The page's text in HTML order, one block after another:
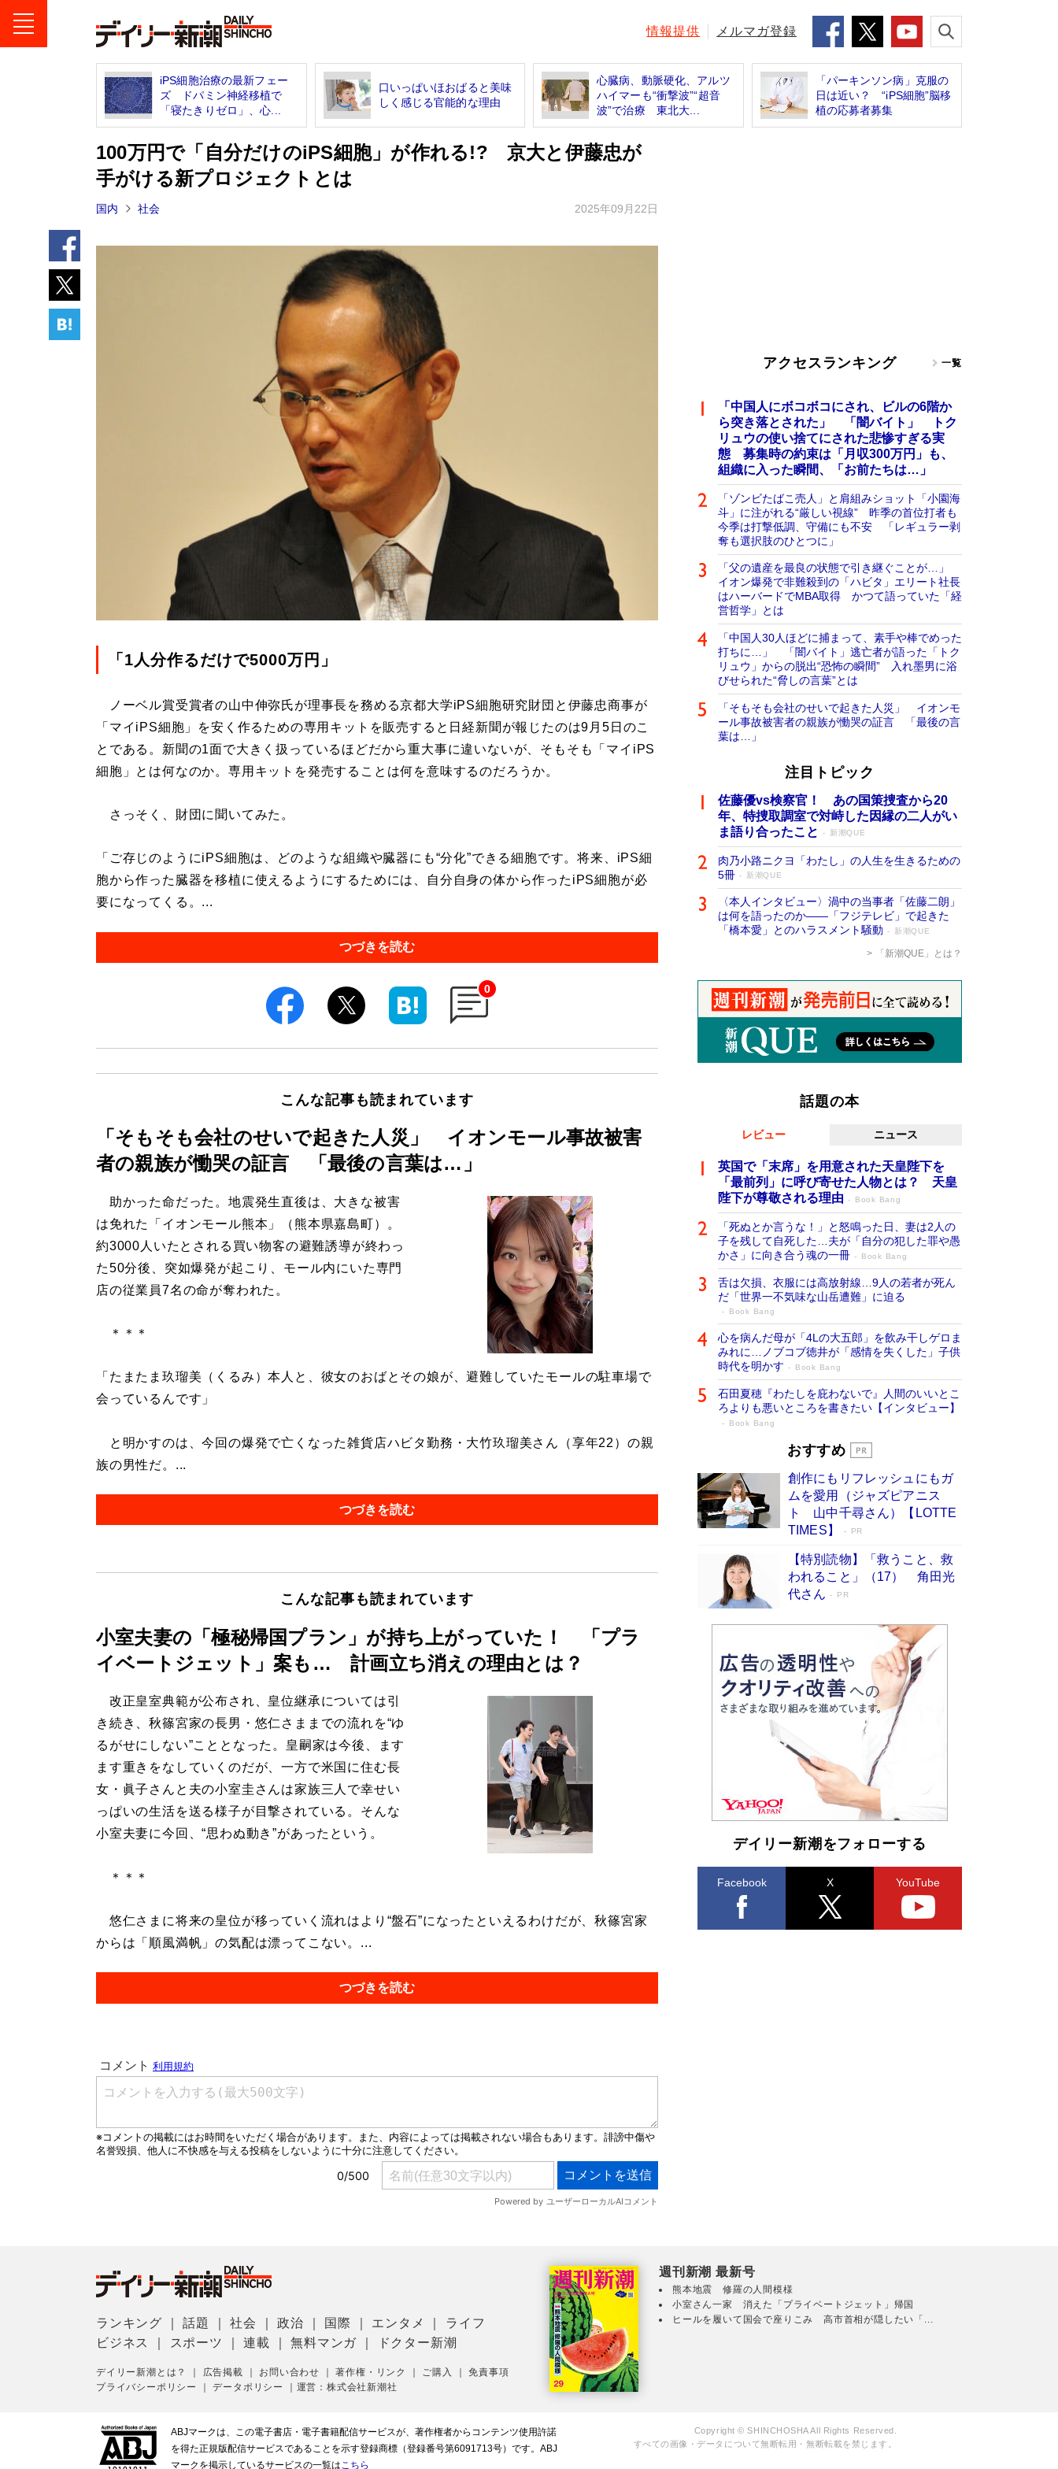
情報提供 メルマガ登録
iPS細胞治療の最新フェー
ズ ドパミン神経移植で
「寝たきりゼロ」、心...
口いっぱいほおばると美味
しく感じる官能的な理由
心臓病、動脈硬化、アルツ
ハイマーも“衝撃波”“超音
波”で治療 東北大...
「パーキンソン病」克服の
日は近い？ “iPS細胞”脳移
植の応募者募集
100万円で「自分だけのiPS細胞」が作れる!? 京大と伊藤忠が
手がける新プロジェクトとは
国内 社会 2025年09月22日
「1人分作るだけで5000万円」
ノーベル賞受賞者の山中伸弥氏が理事長を務める京都大学iPS細胞研究財団と伊藤忠商事が
「マイiPS細胞」を安く作るための専用キットを販売すると日経新聞が報じたのは9月5日のこ
とである。新聞の1面で大きく扱っているほどだから重大事に違いないが、そもそも「マイiPS
細胞」とは何なのか。専用キットを発売することは何を意味するのだろうか。
さっそく、財団に聞いてみた。
「ご存じのようにiPS細胞は、どのような組織や臓器にも“分化”できる細胞です。将来、iPS細
胞から作った臓器を移植に使えるようにするためには、自分自身の体から作ったiPS細胞が必
要になってくる。...
つづきを読む
0
こんな記事も読まれています
「そもそも会社のせいで起きた人災」 イオンモール事故被害
者の親族が慟哭の証言 「最後の言葉は…」
助かった命だった。地震発生直後は、大きな被害
は免れた「イオンモール熊本」（熊本県嘉島町）。
約3000人いたとされる買い物客の避難誘導が終わっ
た50分後、突如爆発が起こり、モール内にいた専門
店の従業員7名の命が奪われた。
＊＊＊
「たまたま玖瑠美（くるみ）本人と、彼女のおばとその娘が、避難していたモールの駐車場で
会っているんです」
と明かすのは、今回の爆発で亡くなった雑貨店ハビタ勤務・大竹玖瑠美さん（享年22）の親
族の男性だ。...
つづきを読む
こんな記事も読まれています
小室夫妻の「極秘帰国プラン」が持ち上がっていた！ 「プラ
イベートジェット」案も… 計画立ち消えの理由とは？
改正皇室典範が公布され、皇位継承については引
き続き、秋篠宮家の長男・悠仁さままでの流れを“ゆ
るがせにしない”こととなった。皇嗣家は今後、ます
ます重きをなしていくのだが、一方で米国に住む長
女・眞子さんと夫の小室圭さんは家族三人で幸せい
っぱいの生活を送る様子が目撃されている。そんな
小室夫妻に今回、“思わぬ動き”があったという。
＊＊＊
悠仁さまに将来の皇位が移っていく流れはより“盤石”になったといえるわけだが、秋篠宮家
からは「順風満帆」の気配は漂ってこない。...
つづきを読む
アクセスランキング 一覧
「中国人にボコボコにされ、ビルの6階か
ら突き落とされた」 「闇バイト」 トク
リュウの使い捨てにされた悲惨すぎる実
態 募集時の約束は「月収300万円」も、
組織に入った瞬間、「お前たちは…」
「ゾンビたばこ売人」と肩組みショット「小園海
斗」に注がれる“厳しい視線” 昨季の首位打者も
今季は打撃低調、守備にも不安 「レギュラー剥
奪も選択肢のひとつに」
「父の遺産を最良の状態で引き継ぐことが…」
イオン爆発で非難殺到の「ハビタ」エリート社長
はハーバードでMBA取得 かつて語っていた「経
営哲学」とは
「中国人30人ほどに捕まって、素手や棒でめった
打ちに…」 「闇バイト」逃亡者が語った「トク
リュウ」からの脱出“恐怖の瞬間” 入れ墨男に浴
びせられた“脅しの言葉”とは
「そもそも会社のせいで起きた人災」 イオンモ
ール事故被害者の親族が慟哭の証言 「最後の言
葉は…」
注目トピック
佐藤優vs検察官！ あの国策捜査から20
年、特捜取調室で対峙した因縁の二人がい
ま語り合ったこと
新潮QUE
肉乃小路ニクヨ「わたし」の人生を生きるための
5冊
新潮QUE
〈本人インタビュー〉渦中の当事者「佐藤二朗」
は何を語ったのか――「フジテレビ」で起きた
「橋本愛」とのハラスメント騒動
新潮QUE
「新潮QUE」とは？
話題の本
レビュー ニュース
英国で「末席」を用意された天皇陛下を
「最前列」に呼び寄せた人物とは？ 天皇
陛下が尊敬される理由
Book Bang
「死ぬとか言うな！」と怒鳴った日、妻は2人の
子を残して自死した…夫が「自分の犯した罪や愚
かさ」に向き合う魂の一冊
Book Bang
舌は欠損、衣服には高放射線…9人の若者が死ん
だ「世界一不気味な山岳遭難」に迫る
Book Bang
心を病んだ母が「4Lの大五郎」を飲み干しゲロま
みれに…ノブコブ徳井が「感情を失くした」子供
時代を明かす
Book Bang
石田夏穂『わたしを庇わないで』人間のいいとこ
ろよりも悪いところを書きたい【インタビュー】
Book Bang
73歳でも働くしかない 「老後レス時代」
「『火垂るの墓』は、大嘘である」原作者が抱き
続けた“自責の念”とは…「自己憐憫は描きたくな
い」監督が徹底的にこだわったこと（後編） #
Book Bang
「なんで？ そんな馬鹿な……」90歳になった作
家・阿刀田高さんが、ひとり暮らしの生活を明か
す
Book Bang
人々が新たな一歩を踏み出す連作短篇集『海のほ
Book Bang
和田秀樹の70代、80代向け新書がベスト3を独
占 上半期1位にも選出［新書ベストセラー］
Book Bang
おすすめ
創作にもリフレッシュにもガ
ムを愛用（ジャズピアニス
ト 山中千尋さん）【LOTTE
TIMES】
PR
【特別読物】「救うこと、救
われること」（17） 角田光
代さん
PR
デイリー新潮をフォローする
Facebook X YouTube
ランキング ｜話題 ｜社会 ｜政治 国際 エンタメ
ライフ
ビジネス
スポーツ ｜連載 ｜無料マンガ ドクター新潮
デイリー新潮とは？ 広告掲載 お問い合わせ ｜著作権・リンク ご購入 ｜免責事項
プライバシーポリシー
｜データポリシー 運営：株式会社新潮社
週刊新潮 最新号
熊本地震 修羅の人間模様
小室さん一家 消えた「プライベートジェット」帰国
ヒールを履いて国会で座りこみ 高市首相が隠したい「...
ABJマークは、この電子書店・電子書籍配信サービスが、著作権者からコンテンツ使用許諾
を得た正規版配信サービスであることを示す登録商標（登録番号第6091713号）です。ABJ
マークを掲示しているサービスの一覧は こちら
Copyright © SHINCHOSHA All Rights Reserved.
すべての画像・データについて無断転用・無断転載を禁じます。